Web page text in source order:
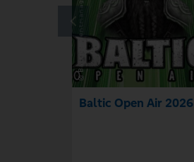
Baltic Open Air 2026